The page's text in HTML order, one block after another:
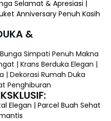
Selamat & Apresiasi |
Anniversary Penuh Kasih
&
Simpati Penuh Makna
| Krans Berduka Elegan |
| Dekorasi Rumah Duka
Penghiburan
Elegan | Parcel Buah Sehat